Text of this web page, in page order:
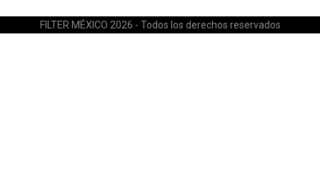
FILTER MÉXICO 2026 - Todos los derechos reservados